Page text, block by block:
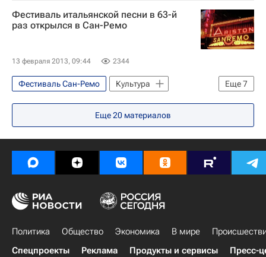
Фестиваль итальянской песни в 63-й
раз открылся в Сан-Ремо
13 февраля 2013, 09:44 2344
Еще7
Фестиваль Сан-Ремо
Культура
Сан-Ремо
Европа
Италия
Тото Кутуньо (Сальваторе Кутуньо)
Джузеппе Верди
Николя Саркози
Еще20 материалов
Политика Общество Экономика В мире
Спецпроекты
Реклама Продукты и сервисы Пресс-